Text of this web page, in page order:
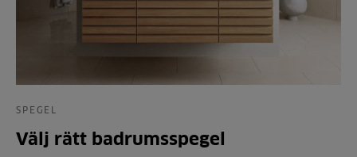
SPEGEL
Välj rätt badrumsspegel